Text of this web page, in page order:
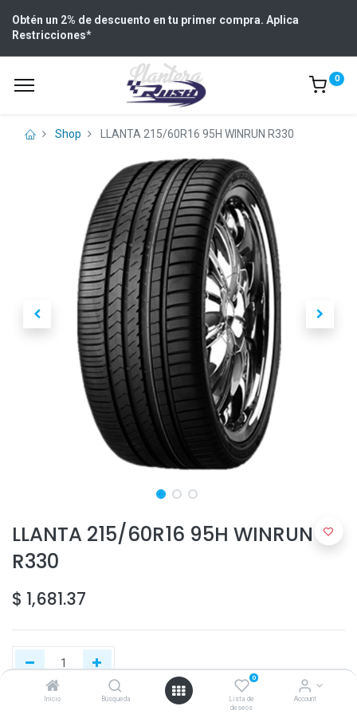
Inicio Búsqueda
0
Lista de
deseos
Account
Obtén un 2% de descuento en tu primer compra. Aplica
Restricciones*
0
Shop LLANTA 215/60R16 95H WINRUN R330
LLANTA 215/60R16 95H WINRUN
R330
$ 1,681.37